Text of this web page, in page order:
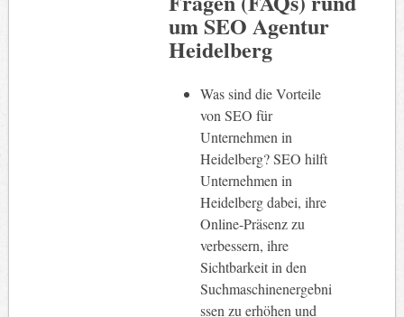
um SEO Agentur
Heidelberg
Was sind die Vorteile
von SEO für
Unternehmen in
Heidelberg? SEO hilft
Unternehmen in
Heidelberg dabei, ihre
Online-Präsenz zu
verbessern, ihre
Sichtbarkeit in den
Suchmaschinenergebni
ssen zu erhöhen und